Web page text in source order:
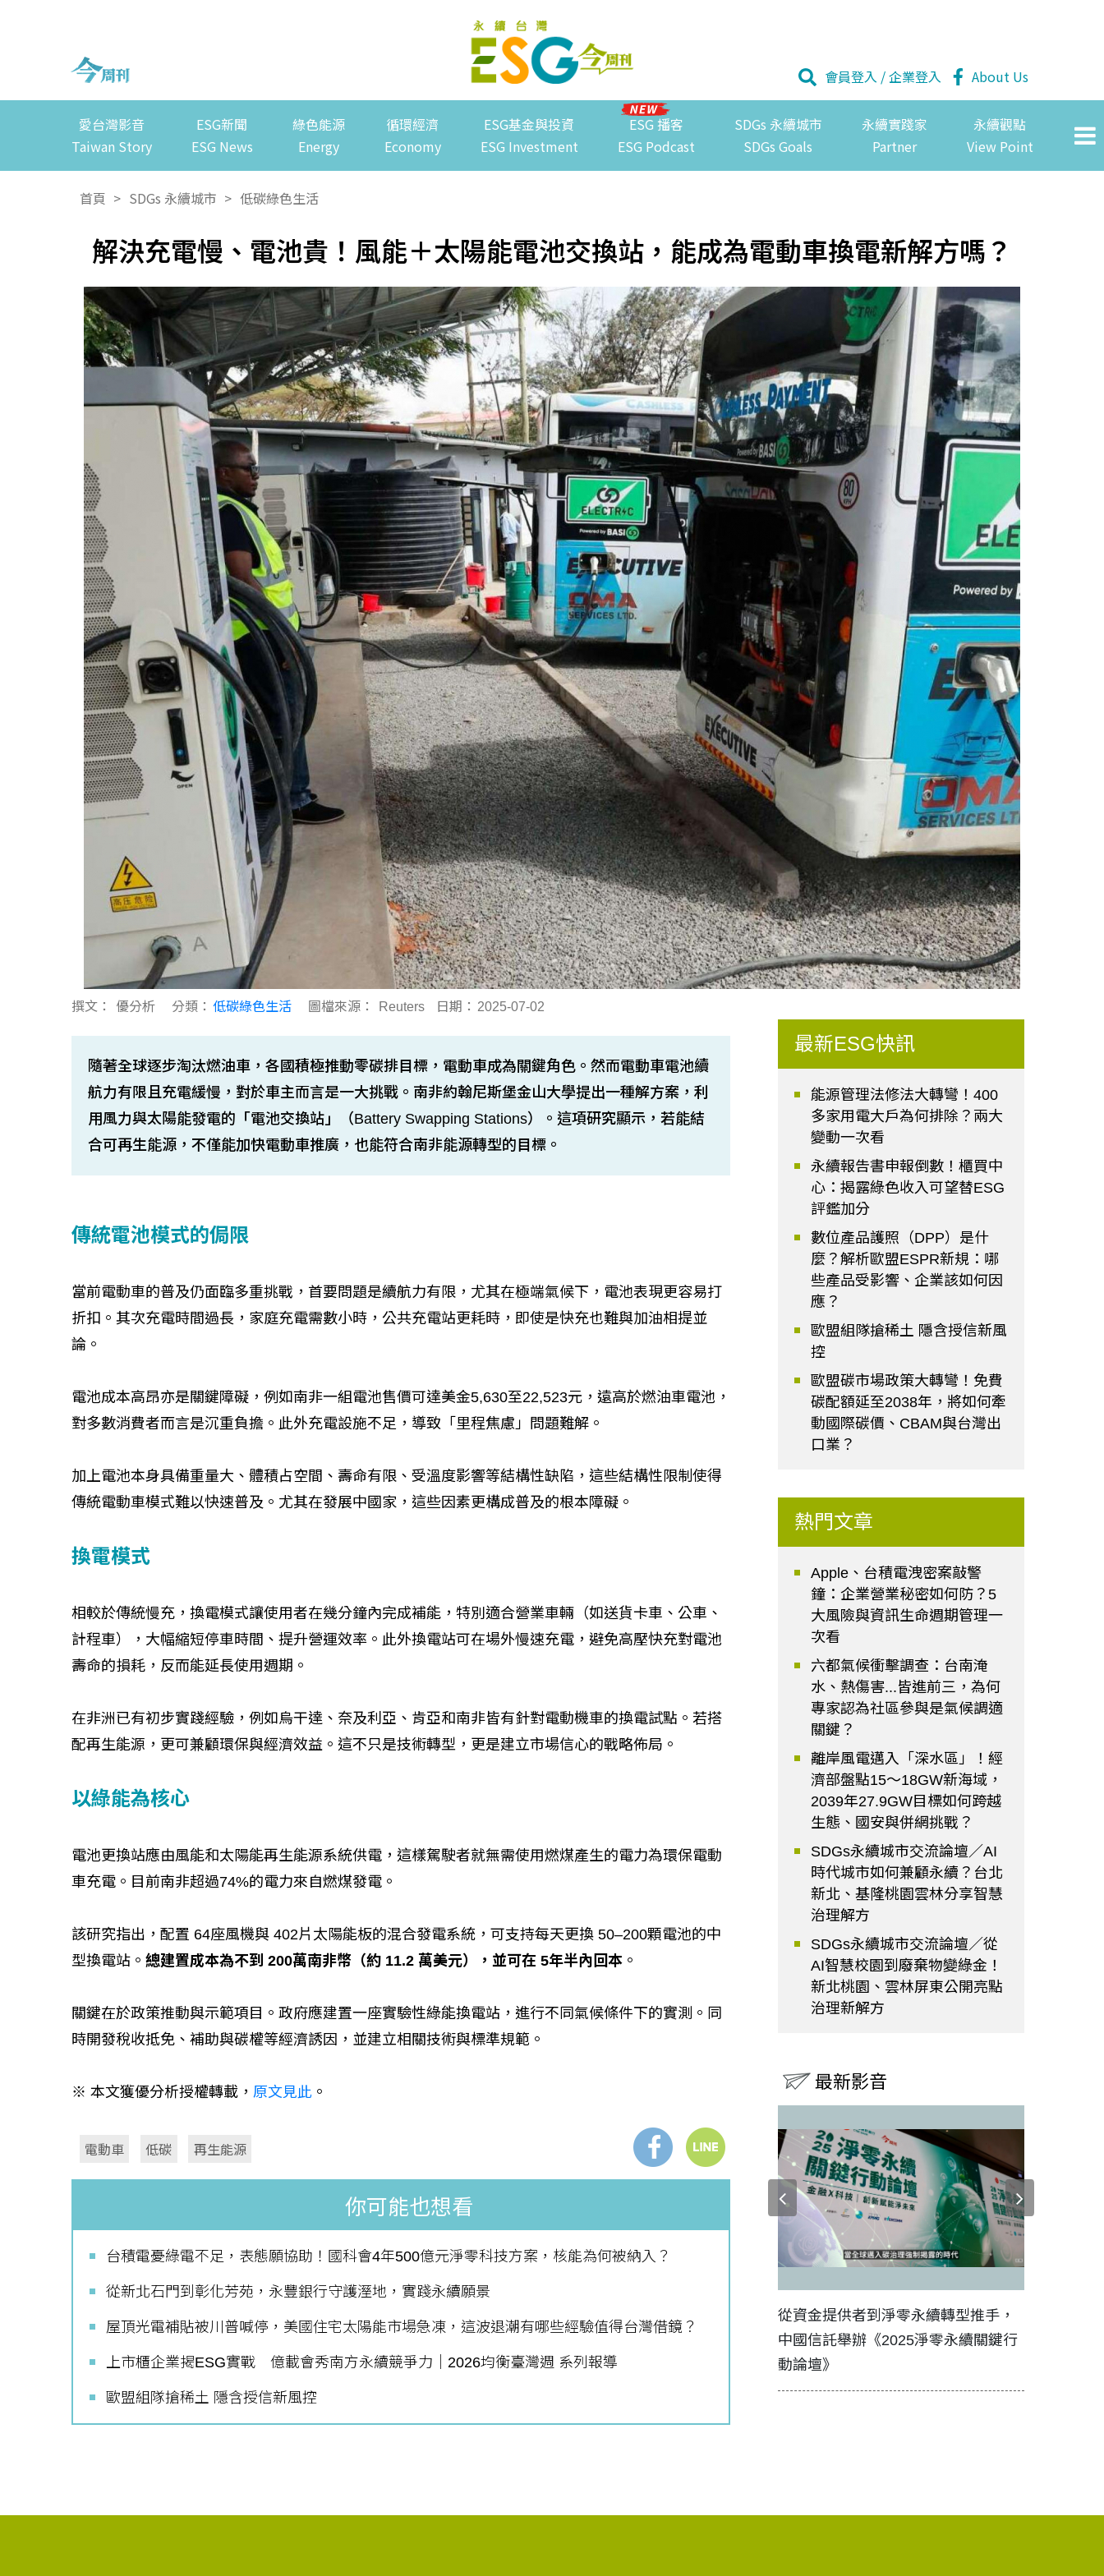
會員登入 /企業登入 About Us
愛台灣影音
Taiwan Story
ESG新聞
ESG News
綠色能源
Energy
循環經濟
Economy
ESG基金與投資
ESG Investment
ESG 播客
ESG Podcast
SDGs 永續城市
SDGs Goals
永續實踐家
Partner
永續觀點
View Point
首頁 > SDGs 永續城市 > 低碳綠色生活
解決充電慢、電池貴！風能＋太陽能電池交換站，能成為電動車換電新解方嗎？
撰文： 優分析 分類： 低碳綠色生活 圖檔來源： Reuters 日期： 2025-07-02
隨著全球逐步淘汰燃油車，各國積極推動零碳排目標，電動車成為關鍵角色。然而電動車電池續
航力有限且充電緩慢，對於車主而言是一大挑戰。南非約翰尼斯堡金山大學提出一種解方案，利
用風力與太陽能發電的「電池交換站」（Battery Swapping Stations）。這項研究顯示，若能結
合可再生能源，不僅能加快電動車推廣，也能符合南非能源轉型的目標。
傳統電池模式的侷限
當前電動車的普及仍面臨多重挑戰，首要問題是續航力有限，尤其在極端氣候下，電池表現更容易打
折扣。其次充電時間過長，家庭充電需數小時，公共充電站更耗時，即使是快充也難與加油相提並
論。
電池成本高昂亦是關鍵障礙，例如南非一組電池售價可達美金5,630至22,523元，遠高於燃油車電池，
對多數消費者而言是沉重負擔。此外充電設施不足，導致「里程焦慮」問題難解。
加上電池本身具備重量大、體積占空間、壽命有限、受溫度影響等結構性缺陷，這些結構性限制使得
傳統電動車模式難以快速普及。尤其在發展中國家，這些因素更構成普及的根本障礙。
換電模式
相較於傳統慢充，換電模式讓使用者在幾分鐘內完成補能，特別適合營業車輛（如送貨卡車、公車、
計程車），大幅縮短停車時間、提升營運效率。此外換電站可在場外慢速充電，避免高壓快充對電池
壽命的損耗，反而能延長使用週期。
在非洲已有初步實踐經驗，例如烏干達、奈及利亞、肯亞和南非皆有針對電動機車的換電試點。若搭
配再生能源，更可兼顧環保與經濟效益。這不只是技術轉型，更是建立市場信心的戰略佈局。
以綠能為核心
電池更換站應由風能和太陽能再生能源系統供電，這樣駕駛者就無需使用燃煤產生的電力為環保電動
車充電。目前南非超過74%的電力來自燃煤發電。
該研究指出，配置 64座風機與 402片太陽能板的混合發電系統，可支持每天更換 50–200顆電池的中
型換電站。 總建置成本為不到 200萬南非幣（約 11.2 萬美元），並可在 5年半內回本 。
關鍵在於政策推動與示範項目。政府應建置一座實驗性綠能換電站，進行不同氣候條件下的實測。同
時開發稅收抵免、補助與碳權等經濟誘因，並建立相關技術與標準規範。
※ 本文獲優分析授權轉載， 原文見此 。
電動車 低碳 再生能源
你可能也想看
台積電憂綠電不足，表態願協助！國科會4年500億元淨零科技方案，核能為何被納入？
從新北石門到彰化芳苑，永豐銀行守護溼地，實踐永續願景
屋頂光電補貼被川普喊停，美國住宅太陽能市場急凍，這波退潮有哪些經驗值得台灣借鏡？
上市櫃企業揭ESG實戰 億載會秀南方永續競爭力｜2026均衡臺灣週 系列報導
歐盟組隊搶稀土 隱含授信新風控
最新ESG快訊
能源管理法修法大轉彎！400
多家用電大戶為何排除？兩大
變動一次看
永續報告書申報倒數！櫃買中
心：揭露綠色收入可望替ESG
評鑑加分
數位產品護照（DPP）是什
麼？解析歐盟ESPR新規：哪
些產品受影響、企業該如何因
應？
歐盟組隊搶稀土 隱含授信新風
控
歐盟碳市場政策大轉彎！免費
碳配額延至2038年，將如何牽
動國際碳價、CBAM與台灣出
口業？
熱門文章
Apple、台積電洩密案敲警
鐘：企業營業秘密如何防？5
大風險與資訊生命週期管理一
次看
六都氣候衝擊調查：台南淹
水、熱傷害...皆進前三，為何
專家認為社區參與是氣候調適
關鍵？
離岸風電邁入「深水區」！經
濟部盤點15～18GW新海域，
2039年27.9GW目標如何跨越
生態、國安與併網挑戰？
SDGs永續城市交流論壇／AI
時代城市如何兼顧永續？台北
新北、基隆桃園雲林分享智慧
治理解方
SDGs永續城市交流論壇／從
AI智慧校園到廢棄物變綠金！
新北桃園、雲林屏東公開亮點
治理新解方
最新影音
如何守護每個生命的轉折點？ 醫務社
【故事精華】從黑暗到光明 見證醫務
從資金提供者到淨零永續轉型推手，
中國信託舉辦《2025淨零永續關鍵行
動論壇》